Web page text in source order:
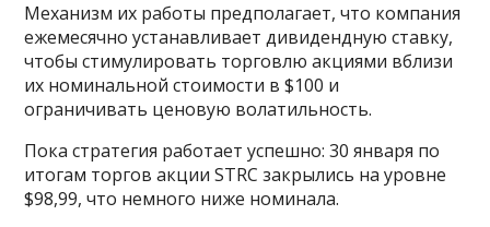
Механизм их работы предполагает, что компания
ежемесячно устанавливает дивидендную ставку,
чтобы стимулировать торговлю акциями вблизи
их номинальной стоимости в $100 и
ограничивать ценовую волатильность.
Пока стратегия работает успешно: 30 января по
итогам торгов акции STRC закрылись на уровне
$98,99, что немного ниже номинала.